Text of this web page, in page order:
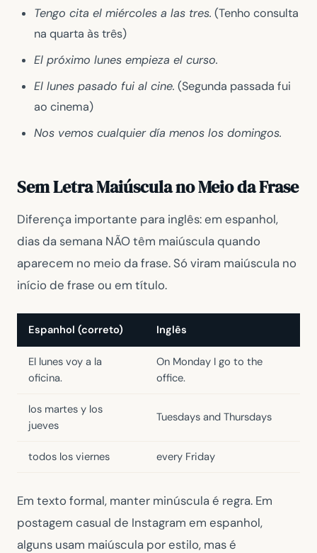
Tengo cita el miércoles a las tres. (Tenho consulta
na quarta às três)
El próximo lunes empieza el curso.
El lunes pasado fui al cine. (Segunda passada fui
ao cinema)
Nos vemos cualquier día menos los domingos.
Sem Letra Maiúscula no Meio da Frase
Diferença importante para inglês: em espanhol,
dias da semana NÃO têm maiúscula quando
aparecem no meio da frase. Só viram maiúscula no
início de frase ou em título.
Espanhol (correto) Inglês
El lunes voy a la
oficina.
On Monday I go to the
office.
los martes y los
jueves
Tuesdays and Thursdays
todos los viernes every Friday
Em texto formal, manter minúscula é regra. Em
postagem casual de Instagram em espanhol,
alguns usam maiúscula por estilo, mas é